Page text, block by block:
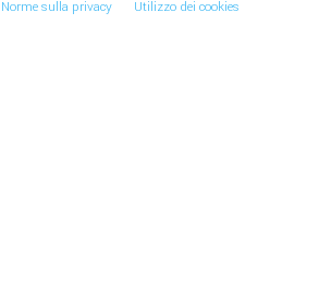
Norme sulla privacy Utilizzo dei cookies